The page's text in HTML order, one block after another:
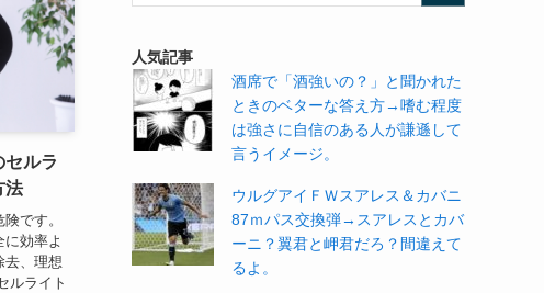
ルラ
法
です。
効率よ
去、理想
ルライト
人気記事
酒席で「酒強いの？」と聞かれた
ときのベターな答え方→嗜む程度
は強さに自信のある人が謙遜して
言うイメージ。
ウルグアイＦＷスアレス＆カバニ
87ｍパス交換弾→スアレスとカバ
ーニ？翼君と岬君だろ？間違えて
るよ。